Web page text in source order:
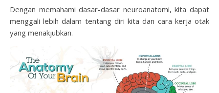
Dengan memahami dasar-dasar neuroanatomi, kita dapat
menggali lebih dalam tentang diri kita dan cara kerja otak
yang menakjubkan.